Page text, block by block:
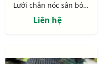
Lưới chắn nóc sân bóng sợi PE, ô 150mm, có gắng lưới che mát
Liên hệ